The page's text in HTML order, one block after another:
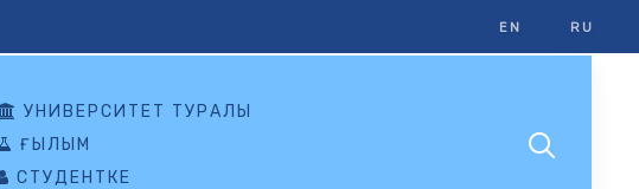
EN RU
УНИВЕРСИТЕТ ТУРАЛЫ
ҒЫЛЫМ
СТУДЕНТКЕ